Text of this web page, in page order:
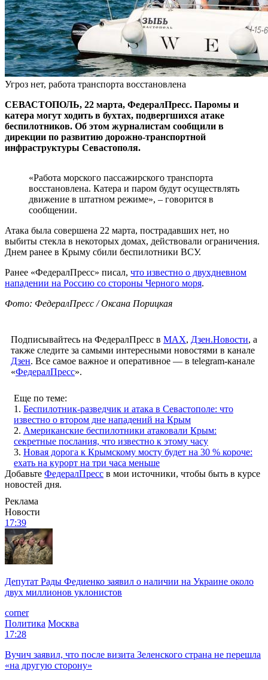
Угроз нет, работа транспорта восстановлена
СЕВАСТОПОЛЬ, 22 марта, ФедералПресс. Паромы и
катера могут ходить в бухтах, подвергшихся атаке
беспилотников. Об этом журналистам сообщили в
дирекции по развитию дорожно-транспортной
инфраструктуры Севастополя.
«Работа морского пассажирского транспорта
восстановлена. Катера и паром будут осуществлять
движение в штатном режиме», – говорится в
сообщении.
Атака была совершена 22 марта, пострадавших нет, но
выбиты стекла в некоторых домах, действовали ограничения.
Днем ранее в Крыму сбили беспилотники ВСУ.
Ранее «ФедералПресс» писал, что известно о двухдневном
нападении на Россию со стороны Черного моря.
Фото: ФедералПресс / Оксана Порицкая
Подписывайтесь на ФедералПресс в МАХ, Дзен.Новости, а
также следите за самыми интересными новостями в канале
Дзен. Все самое важное и оперативное — в telegram-канале
«ФедералПресс».
Еще по теме:
1. Беспилотник-разведчик и атака в Севастополе: что
известно о втором дне нападений на Крым
2. Американские беспилотники атаковали Крым:
секретные послания, что известно к этому часу
3. Новая дорога к Крымскому мосту будет на 30 % короче:
ехать на курорт на три часа меньше
Добавьте ФедералПресс в мои источники, чтобы быть в курсе
новостей дня.
Реклама
Новости
17:39
Депутат Рады Федиенко заявил о наличии на Украине около
двух миллионов уклонистов
corner
Политика Москва
17:28
Вучич заявил, что после визита Зеленского страна не перешла
«на другую сторону»